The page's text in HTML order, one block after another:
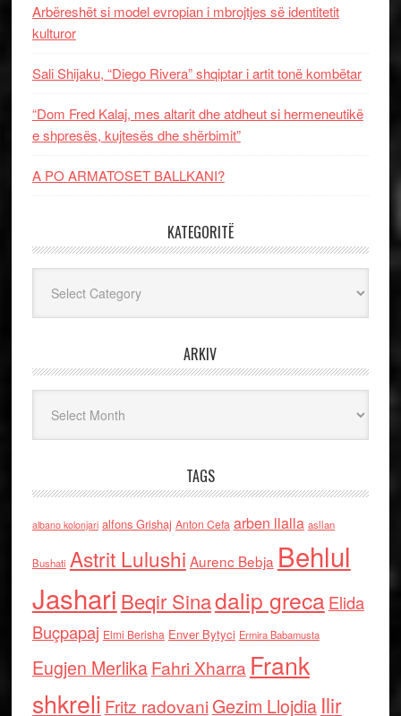
Arbëreshët si model evropian i mbrojtjes së identitetit
kulturor
Sali Shijaku, “Diego Rivera” shqiptar i artit tonë kombëtar
“Dom Fred Kalaj, mes altarit dhe atdheut si hermeneutikë
e shpresës, kujtesës dhe shërbimit”
A PO ARMATOSET BALLKANI?
KATEGORITË
ARKIV
TAGS
albano kolonjari alfons Grishaj Anton Cefa arben llalla asllan
Bushati Astrit Lulushi Aurenc Bebja Behlul
Jashari Beqir Sinadalip grecaElida
Buçpapaj Elmi Berisha Enver Bytyci Ermira Babamusta
Eugjen MerlikaFahri Xharra Frank
shkreli Fritz radovaniGezim Llojdia Ilir